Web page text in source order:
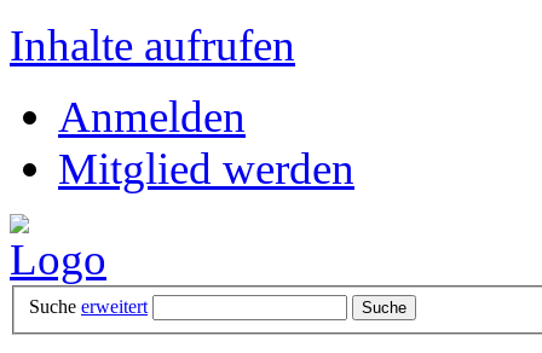
Inhalte aufrufen
Anmelden
Mitglied werden
Suche erweitert